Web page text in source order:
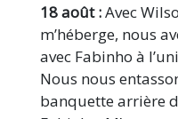
18 août :Avec
m’héberge, nous
avec Fabinho à
Nous nous
banquette arrière